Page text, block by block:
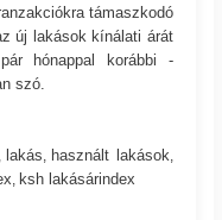
támaszkodó
új lakások kínálati árát
hónappal korábbi -
szó.
, lakás, használt lakások,
, ksh lakásárindex